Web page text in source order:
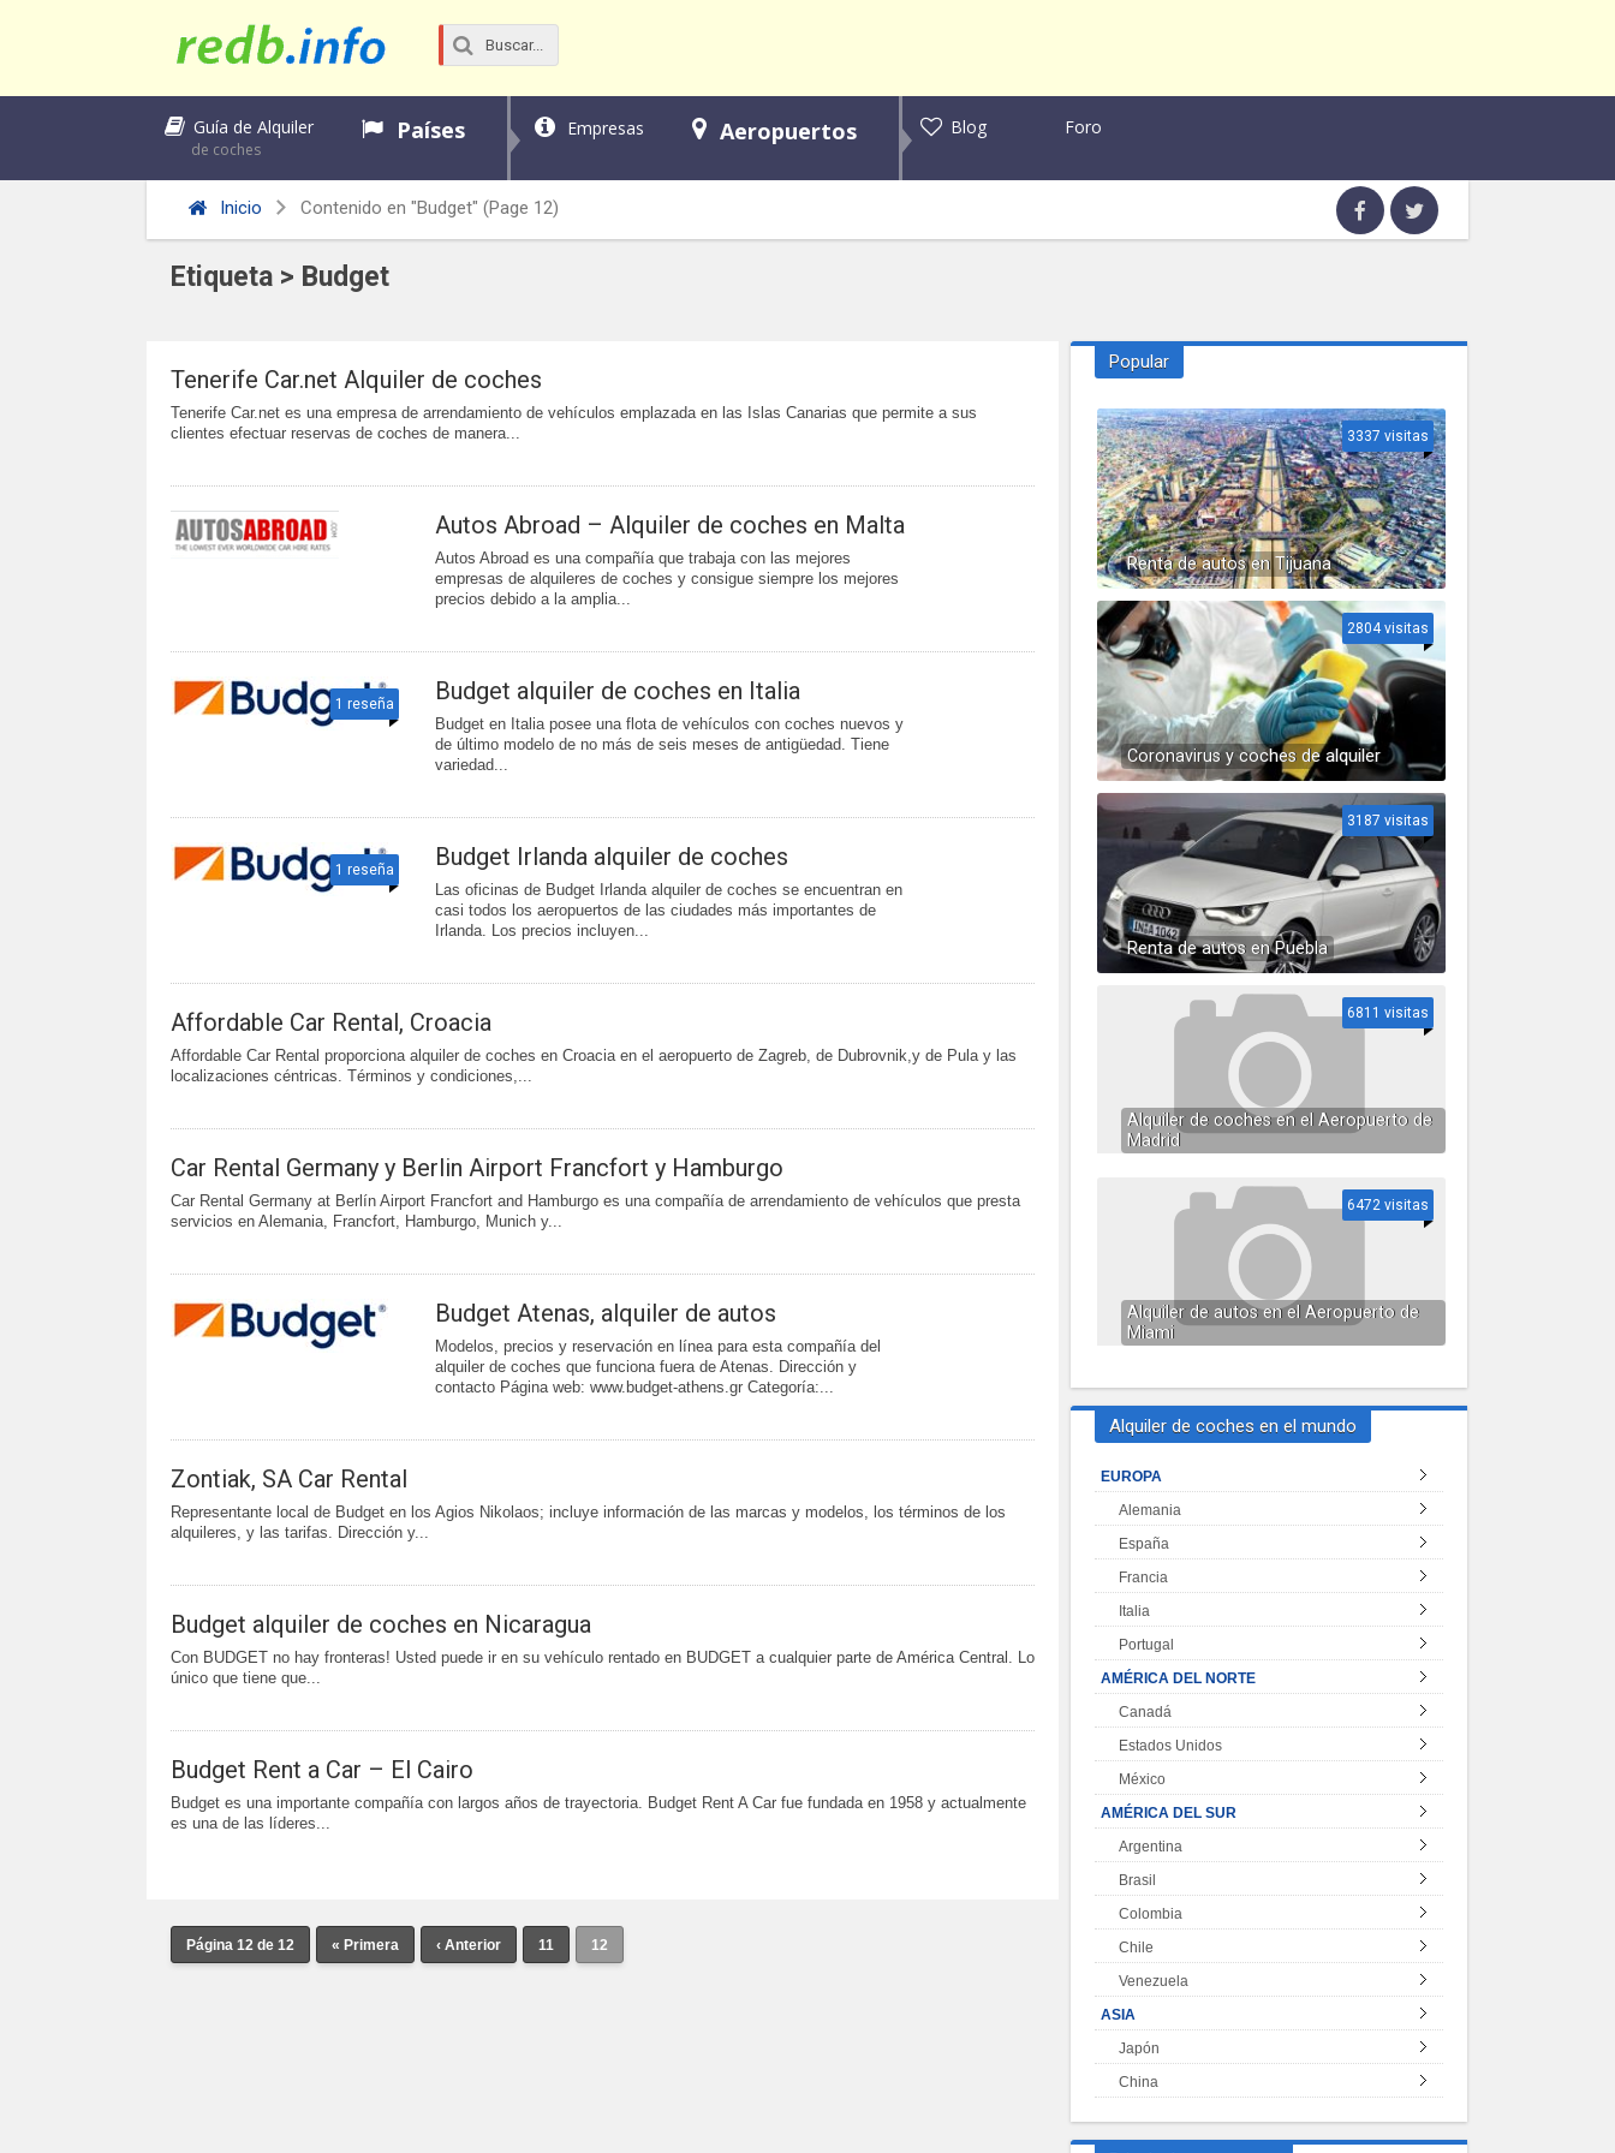
Guía de Alquiler
de coches
Países Empresas Aeropuertos Blog Foro
Inicio Contenido en "Budget" (Page 12)
Etiqueta > Budget
Tenerife Car.net Alquiler de coches
Tenerife Car.net es una empresa de arrendamiento de vehículos emplazada en las Islas Canarias que permite a sus
clientes efectuar reservas de coches de manera...
Autos Abroad – Alquiler de coches en Malta
Autos Abroad es una compañía que trabaja con las mejores
empresas de alquileres de coches y consigue siempre los mejores
precios debido a la amplia...
1 reseña Budget alquiler de coches en Italia
Budget en Italia posee una flota de vehículos con coches nuevos y
de último modelo de no más de seis meses de antigüedad. Tiene
variedad...
1 reseña Budget Irlanda alquiler de coches
Las oficinas de Budget Irlanda alquiler de coches se encuentran en
casi todos los aeropuertos de las ciudades más importantes de
Irlanda. Los precios incluyen...
Affordable Car Rental, Croacia
Affordable Car Rental proporciona alquiler de coches en Croacia en el aeropuerto de Zagreb, de Dubrovnik,y de Pula y las
localizaciones céntricas. Términos y condiciones,...
Car Rental Germany y Berlin Airport Francfort y Hamburgo
Car Rental Germany at Berlín Airport Francfort and Hamburgo es una compañía de arrendamiento de vehículos que presta
servicios en Alemania, Francfort, Hamburgo, Munich y...
Budget Atenas, alquiler de autos
Modelos, precios y reservación en línea para esta compañía del
alquiler de coches que funciona fuera de Atenas. Dirección y
contacto Página web: www.budget-athens.gr Categoría:...
Zontiak, SA Car Rental
Representante local de Budget en los Agios Nikolaos; incluye información de las marcas y modelos, los términos de los
alquileres, y las tarifas. Dirección y...
Budget alquiler de coches en Nicaragua
Con BUDGET no hay fronteras! Usted puede ir en su vehículo rentado en BUDGET a cualquier parte de América Central. Lo
único que tiene que...
Budget Rent a Car – El Cairo
Budget es una importante compañía con largos años de trayectoria. Budget Rent A Car fue fundada en 1958 y actualmente
es una de las líderes...
Página 12 de 12 « Primera ‹ Anterior 11 12
Popular
Renta de autos en Tijuana
3337 visitas
Coronavirus y coches de alquiler
2804 visitas
Renta de autos en Puebla
3187 visitas
Alquiler de coches en el Aeropuerto de
Madrid
6811 visitas
Alquiler de autos en el Aeropuerto de
Miami
6472 visitas
Alquiler de coches en el mundo
EUROPA
Alemania
España
Francia
Italia
Portugal
AMÉRICA DEL NORTE
Canadá
Estados Unidos
México
AMÉRICA DEL SUR
Argentina
Brasil
Colombia
Chile
Venezuela
ASIA
Japón
China